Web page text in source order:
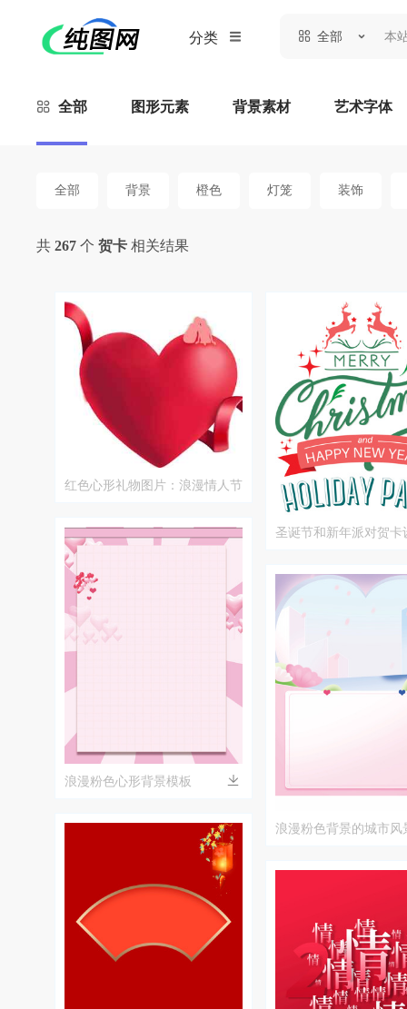
分类 全部
全部 图形元素 背景素材 艺术字体
全部 背景 橙色 灯笼 装饰
共 267 个 贺卡 相关结果
红色心形礼物图片：浪漫情人节
浪漫粉色心形背景模板
圣诞节和新年派对贺卡
浪漫粉色背景的城市风